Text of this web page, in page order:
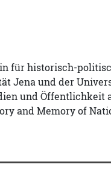
für historisch-
Jena und der
und Öffentlichkeit
and Memory of